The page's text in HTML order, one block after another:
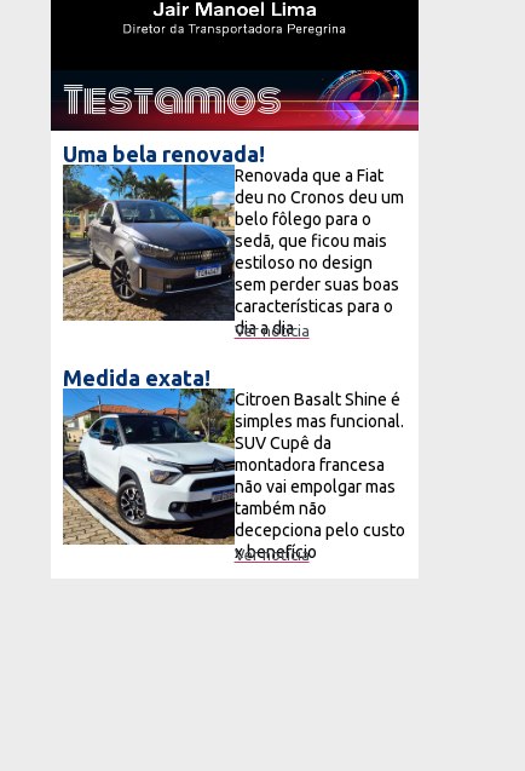
Testamos
Uma bela renovada!
Renovada que a Fiat
deu no Cronos deu um
belo fôlego para o
sedã, que ficou mais
estiloso no design
sem perder suas boas
características para o
dia a dia
Ver notícia
Medida exata!
Citroen Basalt Shine é
simples mas funcional.
SUV Cupê da
montadora francesa
não vai empolgar mas
também não
decepciona pelo custo
x benefício
Ver notícia